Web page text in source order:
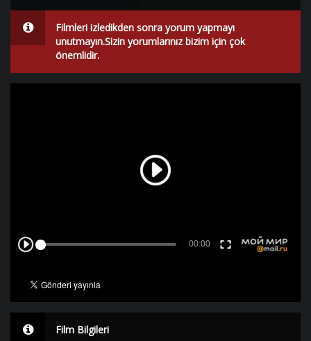
Filmleri izledikden sonra yorum yapmayı
unutmayın.Sizin yorumlarınız bizim için çok
önemlidir.
Film Bilgileri